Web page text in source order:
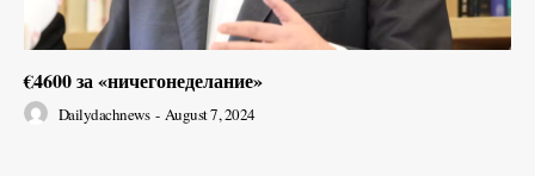
€4600 за «ничегонеделание»
Dailydachnews - August 7, 2024